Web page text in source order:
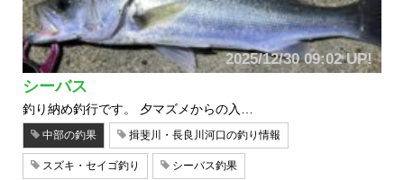
2025/12/30 09:02 UP!
シーバス
釣り納め釣行です。 夕マズメからの入…
中部の釣果 揖斐川・長良川河口の釣り情報
スズキ・セイゴ釣り シーバス釣果